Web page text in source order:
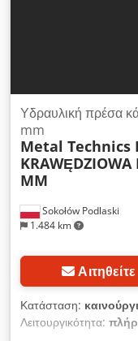
Sokołów Podlaski
1.484 km
Υδραυλική πρέσα
mm
Metal Technics
MM
Αιτηθείτε
Κατάσταση:
Λειτουργικότητα: